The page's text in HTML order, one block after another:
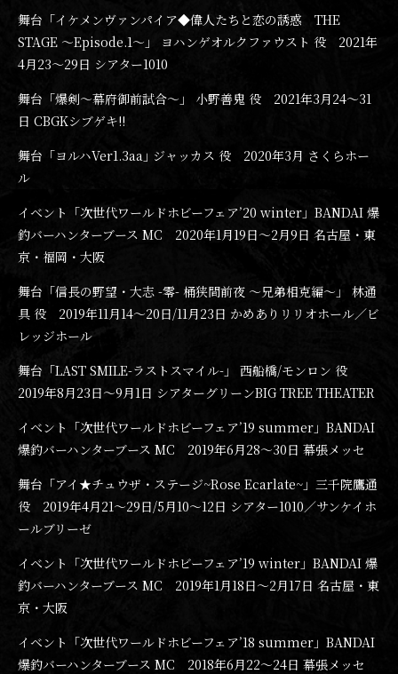
舞台「イケメンヴァンパイア◆偉人たちと恋の誘惑 THE
STAGE ～Episode.1～」 ヨハンゲオルクファウスト 役 2021年
4月23〜29日 シアター1010
舞台「爆剣〜幕府御前試合〜」 小野善鬼 役 2021年3月24〜31
日 CBGKシブゲキ!!
舞台「ヨルハVer1.3aa｣ ジャッカス 役 2020年3月 さくらホー
ル
イベント「次世代ワールドホビーフェア’20 winter」BANDAI 爆
釣バーハンターブース MC 2020年1月19日〜2月9日 名古屋・東
京・福岡・大阪
舞台「信長の野望・大志 -零- 桶狭間前夜 ～兄弟相克編～」 林通
具 役 2019年11月14〜20日/11月23日 かめありリリオホール／ビ
レッジホール
舞台「LAST SMILE-ラストスマイル-」 西船橋/モンロン 役
2019年8月23日〜9月1日 シアターグリーンBIG TREE THEATER
イベント「次世代ワールドホビーフェア’19 summer」BANDAI
爆釣バーハンターブース MC 2019年6月28〜30日 幕張メッセ
舞台「アイ★チュウザ・ステージ~Rose Ecarlate~」三千院鷹通
役 2019年4月21〜29日/5月10〜12日 シアター1010／サンケイホ
ールブリーゼ
イベント「次世代ワールドホビーフェア’19 winter」BANDAI 爆
釣バーハンターブース MC 2019年1月18日〜2月17日 名古屋・東
京・大阪
イベント「次世代ワールドホビーフェア’18 summer」BANDAI
爆釣バーハンターブース MC 2018年6月22〜24日 幕張メッセ